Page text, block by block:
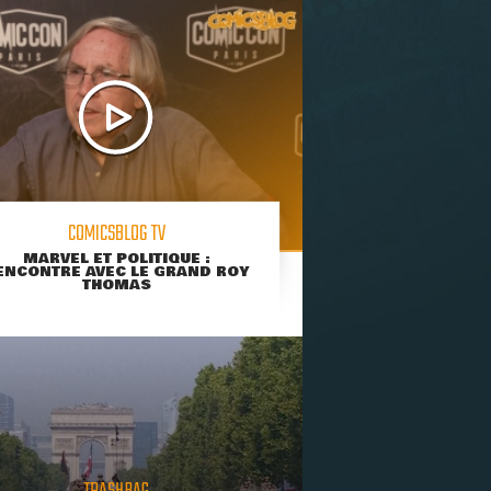
COMICSBLOG TV
MARVEL ET POLITIQUE :
AVEC LE GRAND ROY
THOMAS